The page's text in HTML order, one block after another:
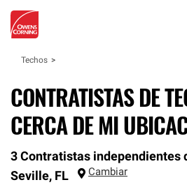
Techos
CONTRATISTAS DE
CERCA DE MI
3 Contratistas independientes
Seville, FL Cambiar